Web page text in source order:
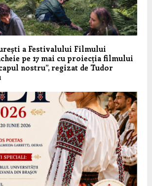
a Festivalului Filmului
pe 17 mai cu proiecția filmului
nostru”, regizat de Tudor